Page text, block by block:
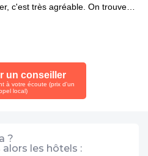
Ah oui j'oubliais, l'hôtel offre
et danseurs grecs et
et serveurs sont très attentifs et
et
de plus. Ce sera un
nous avons trouvée sale, des
massages , et bien je pense ne
un conseiller
à votre écoute (prix d'un
local)
?
les hôtels :